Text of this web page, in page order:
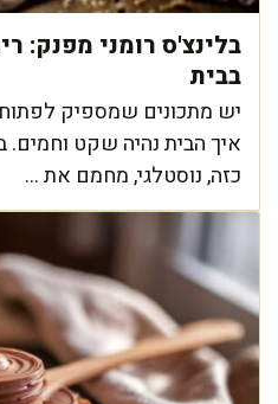
בלינצ'ס רומני מפנק:
בבית
יש מתכונים שמספיק
איך הבית נהיה שקט וחמים.
כזה, נוסטלגי, מחמם את ...